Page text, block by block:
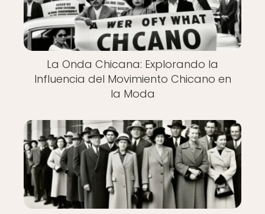
La Onda Chicana: Explorando la
Influencia del Movimiento Chicano en
la Moda